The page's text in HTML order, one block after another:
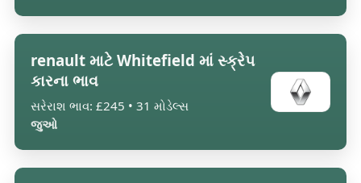
renault માટે Whitefield માં સ્ક્રેપ
કારના ભાવ
સરેરાશ ભાવ: £245 • 31 મોડેલ્સ
જુઓ